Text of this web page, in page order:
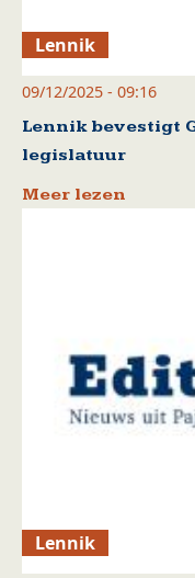
Lennik
09/12/2025 - 09:16
Lennik bevestigt
legislatuur
Meer lezen
Lennik